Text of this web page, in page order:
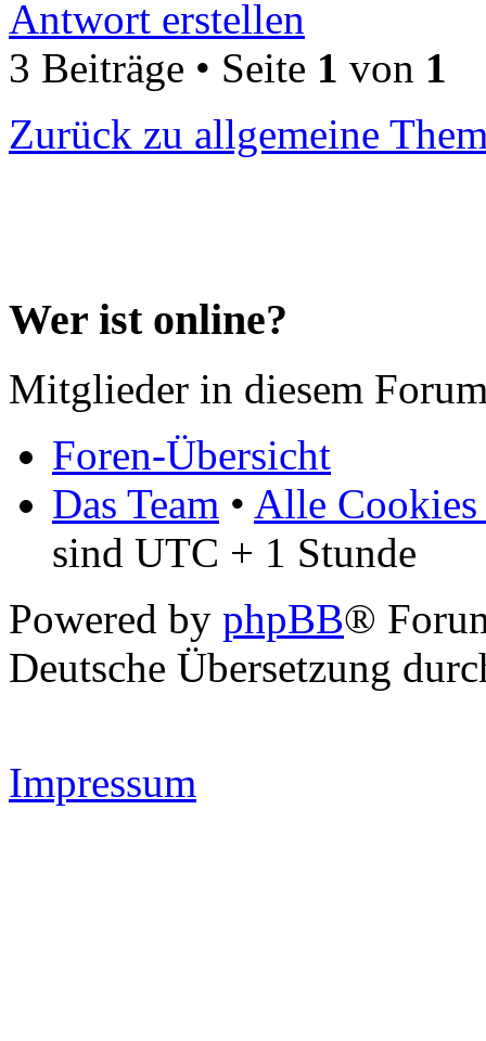
Antwort erstellen
3 Beiträge • Seite 1 von 1
Zurück zu allgemeine
Wer ist online?
Mitglieder in diesem
Foren-Übersicht
Das Team • Alle Cookies
sind UTC + 1 Stunde
Powered by phpBB®
Deutsche Übersetzung
Impressum